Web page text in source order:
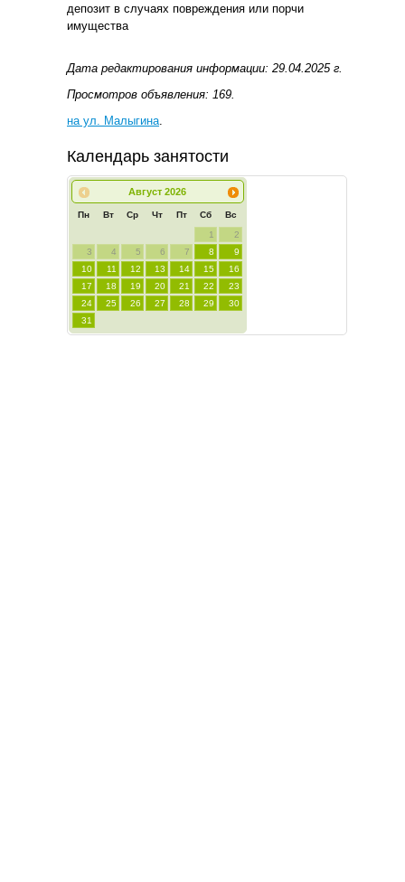
депозит в случаях повреждения или порчи
имущества
Дата редактирования информации: 29.04.2025 г.
Просмотров объявления: 169.
на ул. Малыгина
Календарь занятости
Август 2026
Пн Вт Ср Чт Пт Сб Вс
1
2
3
4 5 6 7 8
9
10
11 12 13 14 15
16
17
18 19 20 21 22
23
24
25 26 27 28 29
30
31